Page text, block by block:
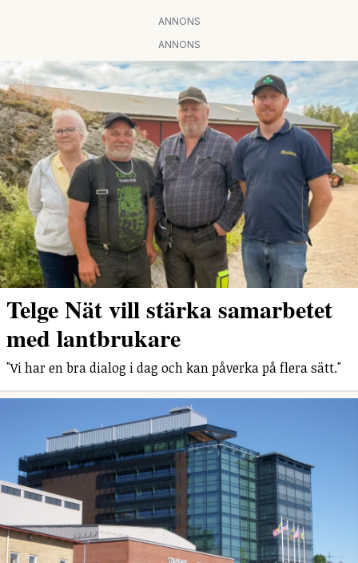
ANNONS
ANNONS
Telge Nät vill stärka samarbetet
med lantbrukare
"Vi har en bra dialog i dag och kan påverka på flera sätt."